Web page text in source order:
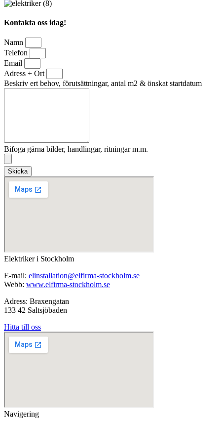
Kontakta oss idag!
Namn
Telefon
Email
Adress + Ort
Beskriv ert behov, förutsättningar, antal m2 & önskat startdatum
Bifoga gärna bilder, handlingar, ritningar m.m.
Skicka
Elektriker i Stockholm
E-mail: elinstallation@elfirma-stockholm.se
Webb: www.elfirma-stockholm.se
Adress: Braxengatan
133 42 Saltsjöbaden
Hitta till oss
Navigering